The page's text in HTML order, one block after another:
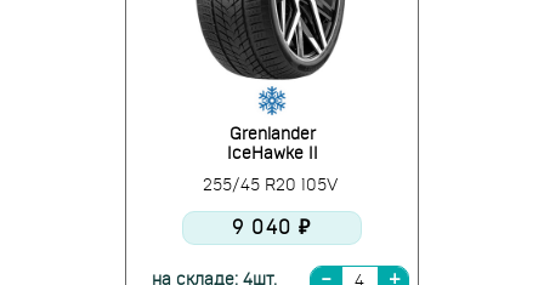
Grenlander
IceHawke II
255/45 R20 105V
9 040 ₽
на складе: 4шт.